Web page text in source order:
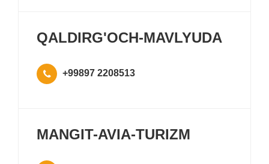
QALDIRG'OCH-MAVLYUDA
+99897 2208513
MANGIT-AVIA-TURIZM